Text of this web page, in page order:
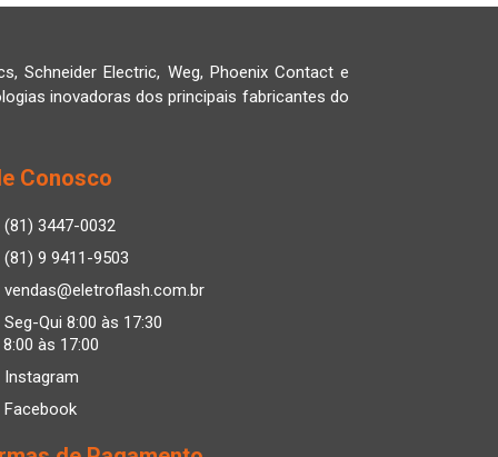
Schneider Electric, Weg, Phoenix Contact e
inovadoras dos principais fabricantes do
Conosco
(81) 3447-0032
(81) 9 9411-9503
vendas@eletroflash.com.br
Seg-Qui 8:00 às 17:30
às 17:00
Instagram
Facebook